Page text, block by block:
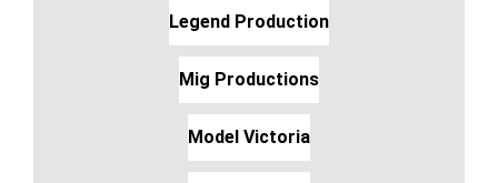
Legend Production
Mig Productions
Model Victoria